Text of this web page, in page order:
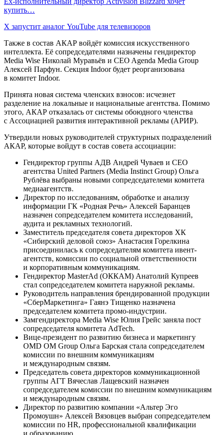
купить…
X запустит аналог YouTube для телевизоров
Также в состав АКАР войдёт комиссия искусственного
интеллекта. Её сопредседателями назначены гендиректор
Media Wise Николай Муравьёв и CEO Agenda Media Group
Алексей Парфун. Секция Indoor будет реорганизована
в комитет Indoor.
Принята новая система членских взносов: исчезнет
разделение на локальные и национальные агентства. Помимо
этого, АКАР отказалась от системы обоюдного членства
с Ассоциацией развития интерактивной рекламы (АРИР).
Утвердили новых руководителей структурных подразделений
АКАР, которые войдут в состав совета ассоциации:
Гендиректор группы АДВ Андрей Чуваев и CEO
агентства United Partners (Media Instinct Group) Ольга
Рублёва выбраны новыми сопредседателеми комитета
медиаагентств.
Директор по исследованиям, обработке и анализу
информации ГК «Родная Речь» Алексей Баранцев
назначен сопредседателем комитета исследований,
аудита и рекламных технологий.
Заместитель председателя совета директоров ХК
«Сибирский деловой союз» Анастасия Горелкина
присоединилась к сопредседателям комитета ивент-
агентств, комиссии по социальной ответственности
и корпоративным коммуникациям.
Гендиректор MasterAd (ОККАМ) Анатолий Купреев
стал сопредседателем комитета наружной рекламы.
Руководитель направления брендированной продукции
«СберМаркетинга» Гаянэ Тищенко назначена
председателем комитета промо-индустрии.
Замгендиректора Media Wise Юлия Грейс заняла пост
сопредседателя комитета AdTech.
Вице-президент по развитию бизнеса и маркетингу
OMD OM Group Ольга Барская стала сопредседателем
комиссии по внешним коммуникациям
и международным связям.
Председатель совета директоров коммуникационной
группы АГТ Вячеслав Лащевский назначен
сопредседателем комиссии по внешним коммуникациям
и международным связям.
Директор по развитию компании «Альтер Эго
Промоушн» Алексей Вязовцев выбран сопредседателем
комиссии по HR, профессиональной квалификации
и образованию.